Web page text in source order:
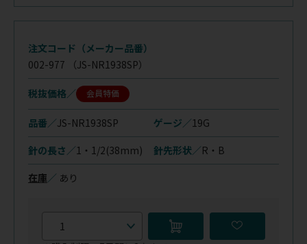
注文コード（メーカー品番）
002-977 （JS-NR1938SP）
税抜価格 会員特価
品番／JS-NR1938SP ゲージ／19G
針の長さ／1・1/2(38mm) 針先形状／R・B
在庫 ／ あり